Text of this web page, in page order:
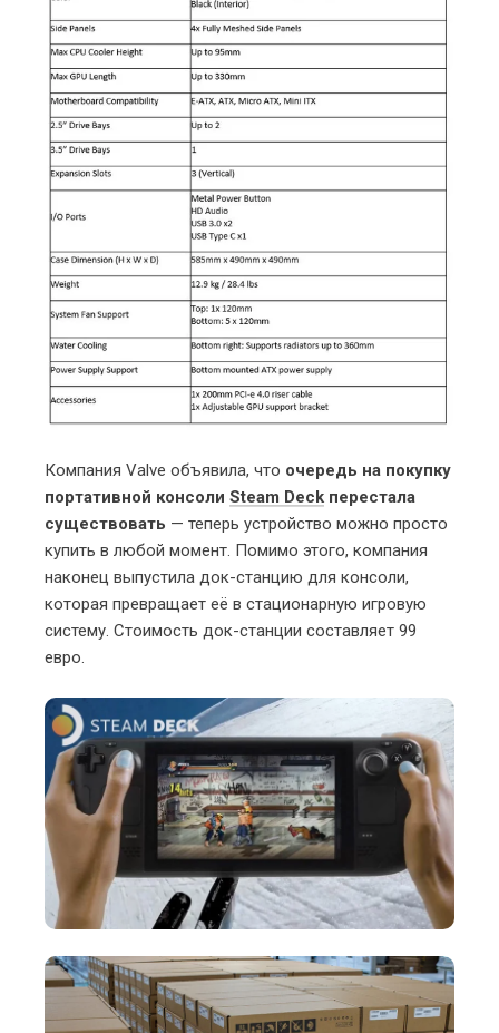
Компания Valve объявила, что очередь на покупку
портативной консоли Steam Deck перестала
существовать — теперь устройство можно просто
купить в любой момент. Помимо этого, компания
наконец выпустила док-станцию для консоли,
которая превращает её в стационарную игровую
систему. Стоимость док-станции составляет 99
евро.